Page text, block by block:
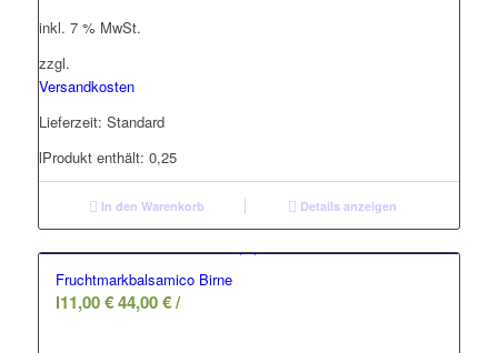
inkl. 7 % MwSt.
zzgl.
Versandkosten
Lieferzeit: Standard
Produkt enthält: 0,25
l
In den Warenkorb Details anzeigen
Fruchtmarkbalsamico Birne
11,00€ 44,00€/
l